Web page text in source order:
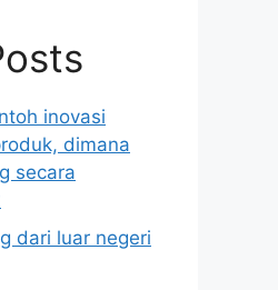
inovasi
dimana
secara
dari luar negeri